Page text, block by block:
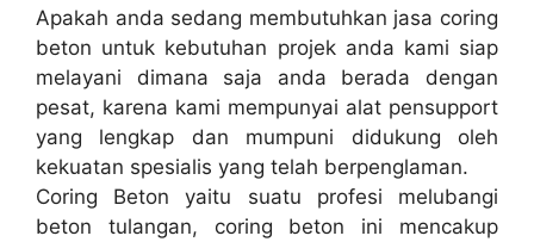
Apakah anda sedang membutuhkan jasa coring
beton untuk kebutuhan projek anda kami siap
melayani dimana saja anda berada dengan
pesat, karena kami mempunyai alat pensupport
yang lengkap dan mumpuni didukung oleh
kekuatan spesialis yang telah berpenglaman.
Coring Beton yaitu suatu profesi melubangi
beton tulangan, coring beton ini mencakup